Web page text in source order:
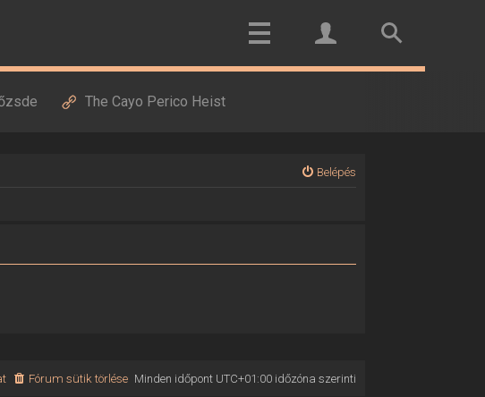
The Cayo Perico Heist
Belépés
Minden időpont UTC+01:00időzóna szerinti
Fórum sütik törlése